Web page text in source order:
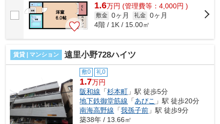
1.6万円 (管理費等：4,000円 )
敷金 0ヶ月 礼金 0ヶ月
4階 / 1K / 15.00㎡
賃貸 | マンション 遠里小野728ハイツ
敷0 礼0
1.7万円
阪和線 「杉本町 」駅 徒歩5分
地下鉄御堂筋線 「あびこ 」駅 徒歩20分
南海高野線 「我孫子前 」駅 徒歩9分
築38年 / 13.66㎡